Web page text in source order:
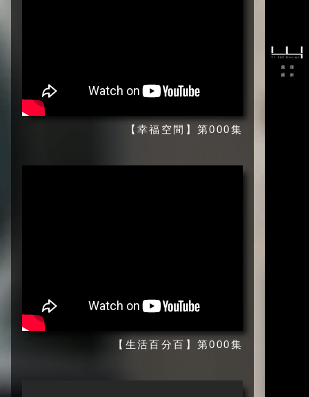
【幸福空間】第000集
【生活百分百】第000集